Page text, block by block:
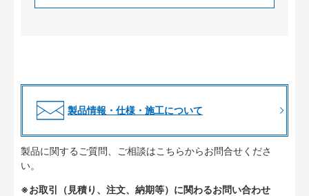
製品情報・仕様・施工について
製品に関するご質問、ご相談はこちらからお問合せくださ
い。
※お取引（見積り、注文、納期等）に関わるお問い合わせ